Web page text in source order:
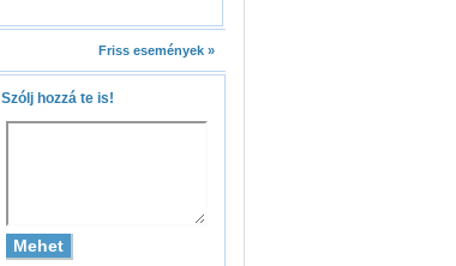
Friss események »
Szólj hozzá te is!